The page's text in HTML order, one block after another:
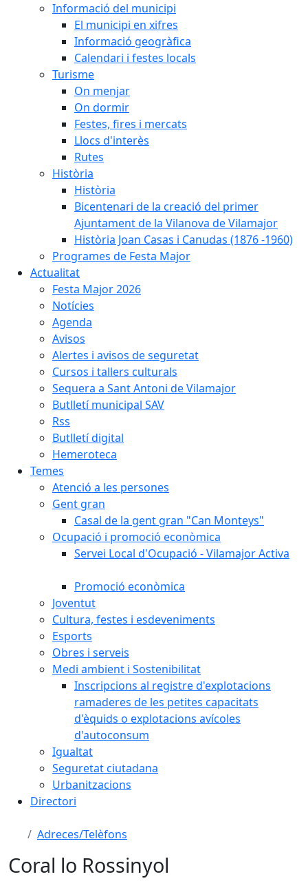
Informació del municipi
El municipi en xifres
Informació geogràfica
Calendari i festes locals
Turisme
On menjar
On dormir
Festes, fires i mercats
Llocs d'interès
Rutes
Història
Història
Bicentenari de la creació del primer
Ajuntament de la Vilanova de Vilamajor
Història Joan Casas i Canudas (1876 -1960)
Programes de Festa Major
Actualitat
Festa Major 2026
Notícies
Agenda
Avisos
Alertes i avisos de seguretat
Cursos i tallers culturals
Sequera a Sant Antoni de Vilamajor
Butlletí municipal SAV
Rss
Butlletí digital
Hemeroteca
Temes
Atenció a les persones
Gent gran
Casal de la gent gran "Can Monteys"
Ocupació i promoció econòmica
Servei Local d'Ocupació - Vilamajor Activa
Promoció econòmica
Joventut
Cultura, festes i esdeveniments
Esports
Obres i serveis
Medi ambient i Sostenibilitat
Inscripcions al registre d'explotacions
ramaderes de les petites capacitats
d'èquids o explotacions avícoles
d'autoconsum
Igualtat
Seguretat ciutadana
Urbanitzacions
Directori
Adreces/Telèfons
Coral lo Rossinyol